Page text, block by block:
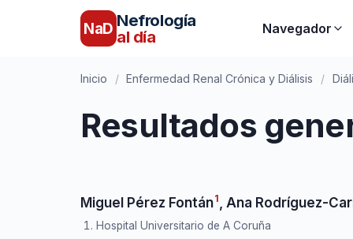
NaD Nefrología
al día
Navegador
Inicio / Enfermedad Renal Crónica y Diálisis /
Resultados
Miguel Pérez Fontán1 Ana Rodríguez-
Hospital Universitario de A Coruña